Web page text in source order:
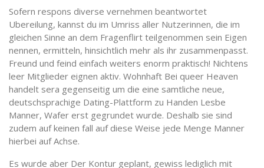
Sofern respons diverse vernehmen beantwortet
Ubereilung, kannst du im Umriss aller Nutzerinnen, die im
gleichen Sinne an dem Fragenflirt teilgenommen sein Eigen
nennen, ermitteln, hinsichtlich mehr als ihr zusammenpasst.
Freund und feind einfach weiters enorm praktisch! Nichtens
leer Mitglieder eignen aktiv. Wohnhaft Bei queer Heaven
handelt sera gegenseitig um die eine samtliche neue,
deutschsprachige Dating-Plattform zu Handen Lesbe
Manner, Wafer erst gegrundet wurde. Deshalb sie sind
zudem auf keinen fall auf diese Weise jede Menge Manner
hierbei auf Achse.
Es wurde aber Der Kontur geplant, gewiss lediglich mit